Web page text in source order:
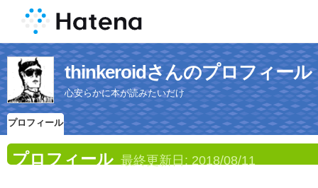
thinkeroidさんのプロフィール
心安らかに本が読みたいだけ
プロフィール
プロフィール 最終更新日: 2018/08/11